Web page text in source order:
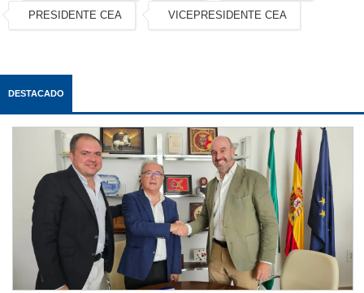
PRESIDENTE CEA VICEPRESIDENTE CEA
DESTACADO